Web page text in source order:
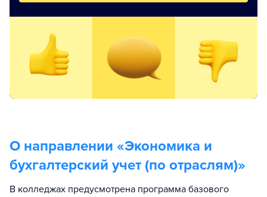
О направлении «Экономика и
бухгалтерский учет (по отраслям)»
В колледжах предусмотрена программа базового